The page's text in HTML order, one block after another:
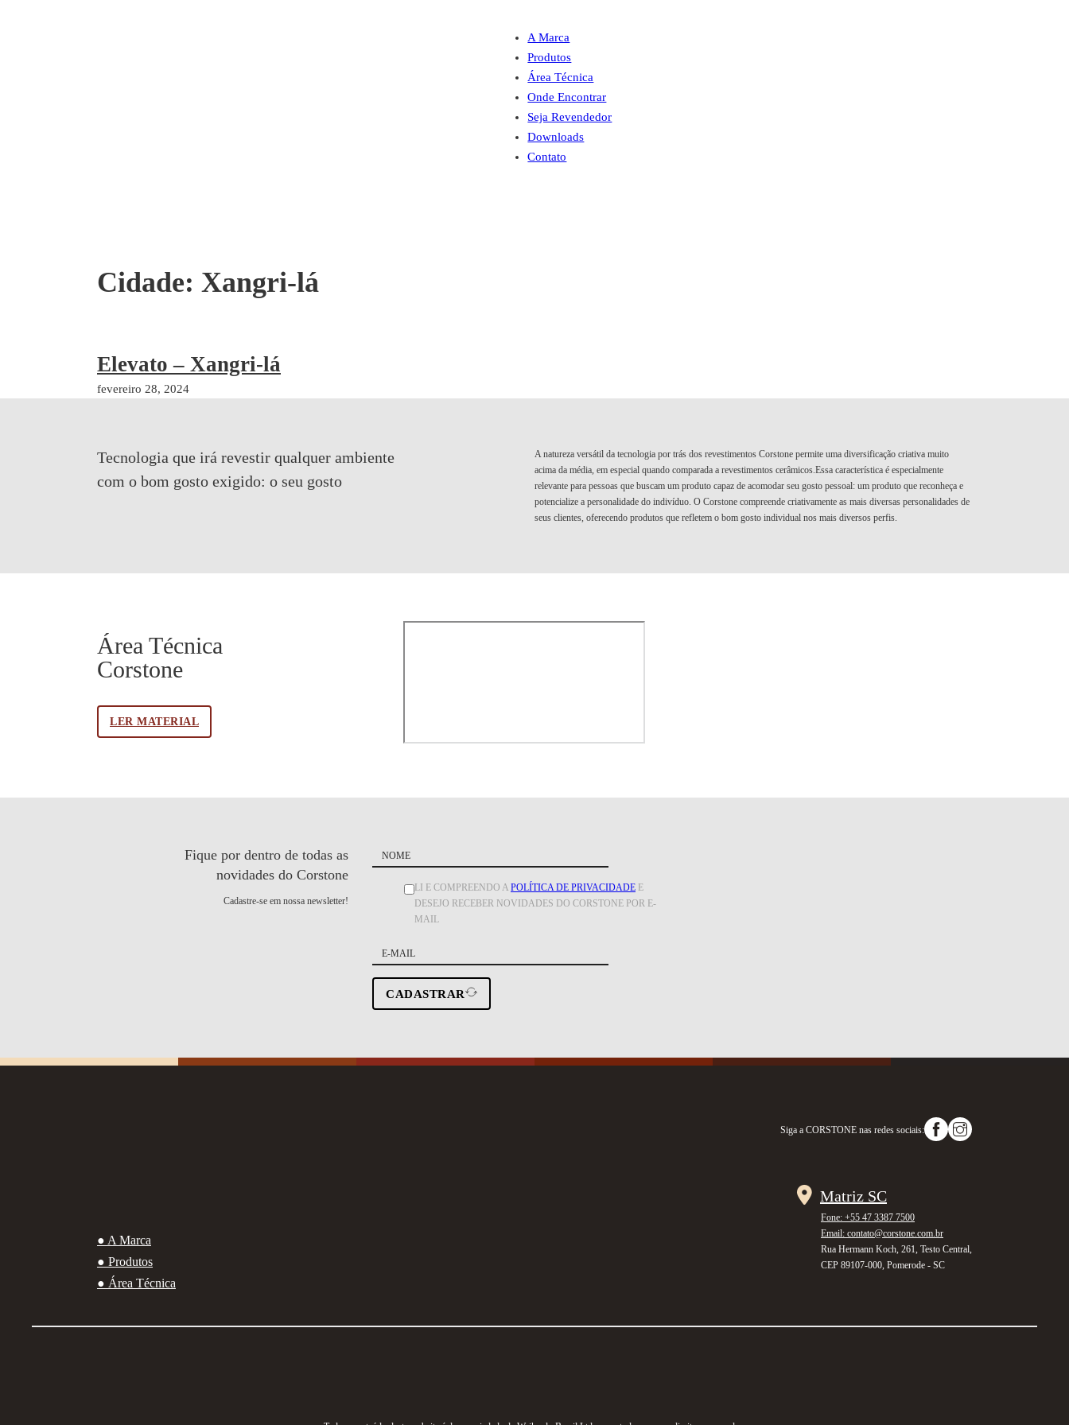
A Marca
Produtos
Área Técnica
Onde Encontrar
Seja Revendedor
Downloads
Contato
Cidade: Xangri-lá
Elevato – Xangri-lá
fevereiro 28, 2024
Tecnologia que irá revestir qualquer ambiente
com o bom gosto exigido: o seu gosto
A natureza versátil da tecnologia por trás dos revestimentos Corstone permite uma diversificação criativa muito
acima da média, em especial quando comparada a revestimentos cerâmicos.Essa característica é especialmente
relevante para pessoas que buscam um produto capaz de acomodar seu gosto pessoal: um produto que reconheça e
potencialize a personalidade do indivíduo. O Corstone compreende criativamente as mais diversas personalidades de
seus clientes, oferecendo produtos que refletem o bom gosto individual nos mais diversos perfis.
Área Técnica
Corstone
LER MATERIAL
Fique por dentro de todas as
novidades do Corstone
Cadastre-se em nossa newsletter!
LI E COMPREENDO A POLÍTICA DE PRIVACIDADE E
DESEJO RECEBER NOVIDADES DO CORSTONE POR E-
MAIL
CADASTRAR
● A Marca
● Produtos
● Área Técnica
Siga a CORSTONE nas redes sociais:
Matriz SC
Fone: +55 47 3387 7500
Email: contato@corstone.com.br
Rua Hermann Koch, 261, Testo Central,
CEP 89107-000, Pomerode - SC